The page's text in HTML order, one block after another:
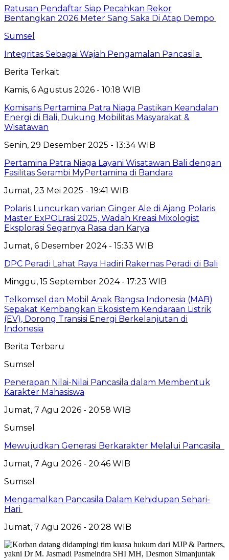
Ratusan Pendaftar Siap Pecahkan Rekor
Bentangkan 2026 Meter Sang Saka Di Atap Dempo
Sumsel
Integritas Sebagai Wajah Pengamalan Pancasila
Berita Terkait
Kamis, 6 Agustus 2026 - 10:18 WIB
Komisaris Pertamina Patra Niaga Pastikan Keandalan
Energi di Bali, Dukung Mobilitas Masyarakat &
Wisatawan
Senin, 29 Desember 2025 - 13:34 WIB
Pertamina Patra Niaga Layani Wisatawan Bali dengan
Fasilitas Serambi MyPertamina di Bandara
Jumat, 23 Mei 2025 - 19:41 WIB
Polaris Luncurkan varian Ginger Ale di Ajang Polaris
Master ExPOLrasi 2025, Wadah Kreasi Mixologist
Eksplorasi Segarnya Rasa dan Karya
Jumat, 6 Desember 2024 - 15:33 WIB
DPC Peradi Lahat Raya Hadiri Rakernas Peradi di Bali
Minggu, 15 September 2024 - 17:23 WIB
Telkomsel dan Mobil Anak Bangsa Indonesia (MAB)
Sepakat Kembangkan Ekosistem Kendaraan Listrik
(EV), Dorong Transisi Energi Berkelanjutan di
Indonesia
Berita Terbaru
Sumsel
Penerapan Nilai-Nilai Pancasila dalam Membentuk
Karakter Mahasiswa
Jumat, 7 Agu 2026 - 20:58 WIB
Sumsel
Mewujudkan Generasi Berkarakter Melalui Pancasila
Jumat, 7 Agu 2026 - 20:46 WIB
Sumsel
Mengamalkan Pancasila Dalam Kehidupan Sehari-
Hari
Jumat, 7 Agu 2026 - 20:28 WIB